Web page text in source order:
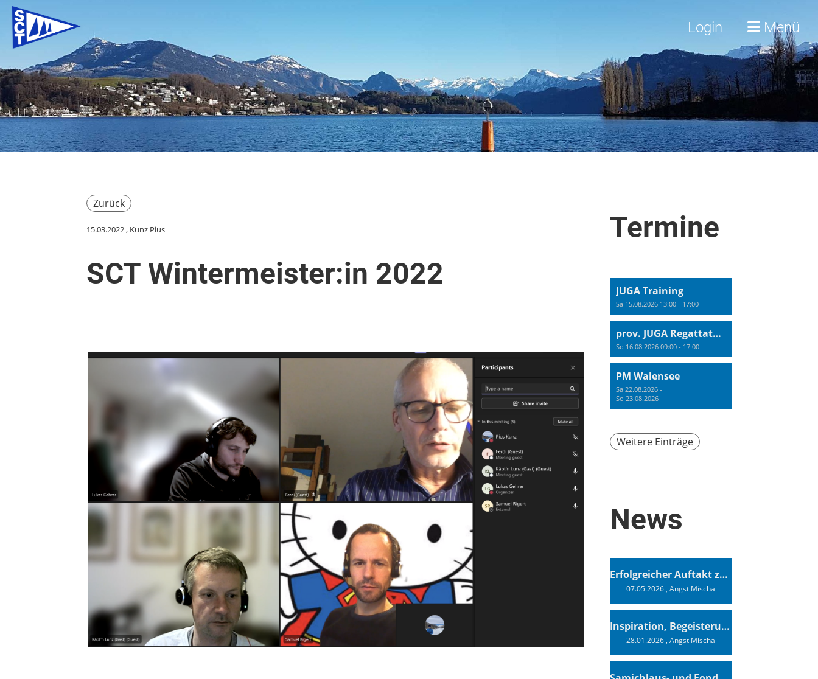
Login Menü
Zurück
15.03.2022, Kunz Pius
SCT Wintermeister:in 2022
Termine
JUGA Training
Sa 15.08.2026 13:00 - 17:00
prov. JUGA Regattatraining
So 16.08.2026 09:00 - 17:00
PM Walensee
Sa 22.08.2026 -
So 23.08.2026
Weitere Einträge
News
Erfolgreicher Auftakt zur Swiss Sailing Challenge League 2026
07.05.2026, Angst Mischa
Inspiration, Begeisterung - Ein Vortrag von Vendée-Globe-Finisher Oliver Heer
28.01.2026, Angst Mischa